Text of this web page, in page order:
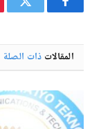
فيسبوكتويتر
المقالات ذات الصلة